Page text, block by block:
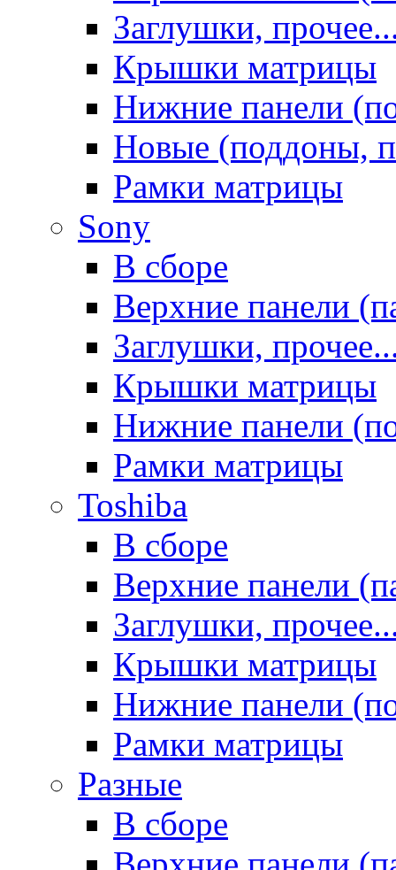
Заглушки,
Крышки матрицы
Нижние панели
Новые (поддоны,
Рамки матрицы
Sony
В сборе
Верхние панели
Заглушки,
Крышки матрицы
Нижние панели
Рамки матрицы
Toshiba
В сборе
Верхние панели
Заглушки,
Крышки матрицы
Нижние панели
Рамки матрицы
Разные
В сборе